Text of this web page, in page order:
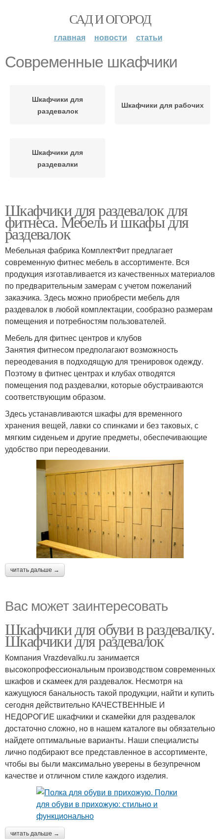
САД И ОГОРОД
главная новости статьи
Современные шкафчики
Шкафчики для
раздевалок
Шкафчики для рабочих
Шкафчики для
раздевалки
Шкафчики для раздевалок для
фитнеса. Мебель и шкафы для
раздевалок
Мебельная фабрика КомплектФит предлагает
современную фитнес мебель в ассортименте. Вся
продукция изготавливается из качественных материалов
по предварительным замерам с учетом пожеланий
заказчика. Здесь можно приобрести мебель для
раздевалок в любой комплектации, сообразно размерам
помещения и потребностям пользователей.
Мебель для фитнес центров и клубов
Занятия фитнесом предполагают возможность
переодевания в подходящую для тренировок одежду.
Поэтому в фитнес центрах и клубах отводятся
помещения под раздевалки, которые обустраиваются
соответствующим образом.
Здесь устанавливаются шкафы для временного
хранения вещей, лавки со спинками и без таковых, с
мягким сиденьем и другие предметы, обеспечивающие
удобство при переодевании.
читать дальше →
Вас может заинтересовать
Шкафчики для обуви в раздевалку.
Шкафчики для раздевалок
Компания Vrazdevalku.ru занимается
высокопрофессиональным производством современных
шкафов и скамеек для раздевалок. Несмотря на
кажущуюся банальность такой продукции, найти и купить
сегодня действительно КАЧЕСТВЕННЫЕ И
НЕДОРОГИЕ шкафчики и скамейки для раздевалок
достаточно сложно, но в нашем каталоге вы обязательно
найдете оптимальные варианты. Наши специалисты
лично подбирают все представленное в ассортименте,
чтобы вы были максимально уверены в безупречном
качестве и отличном стиле каждого изделия.
читать дальше →